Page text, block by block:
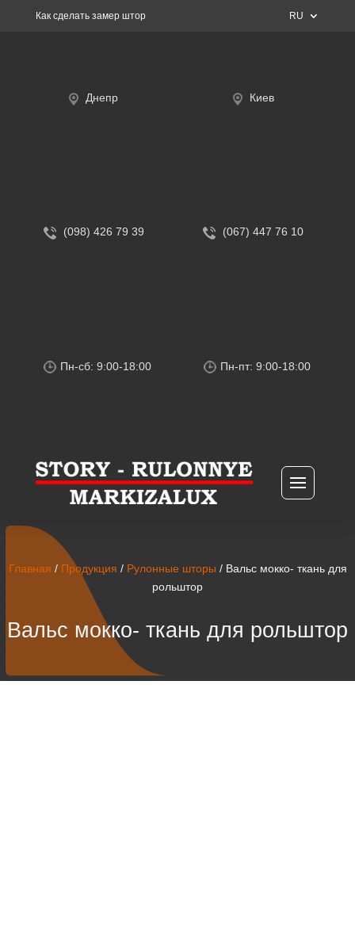
Как сделать замер штор RU
Днепр
(098) 426 79 39
Пн-сб: 9:00-18:00
Киев
(067) 447 76 10
Пн-пт: 9:00-18:00
Главная / Продукция / Рулонные шторы / Вальс мокко- ткань для
рольштор
Вальс мокко- ткань для рольштор